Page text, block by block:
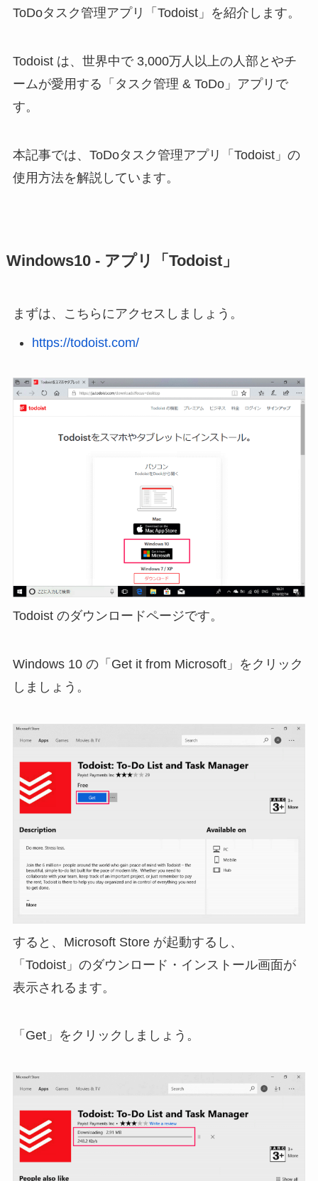
ToDoタスク管理アプリ「Todoist」を紹介します。
Todoist は、世界中で 3,000万人以上の人部とやチ
ームが愛用する「タスク管理 & ToDo」アプリで
す。
本記事では、ToDoタスク管理アプリ「Todoist」の
使用方法を解説しています。
Windows10 - アプリ「Todoist」
まずは、こちらにアクセスしましょう。
https://todoist.com/
Todoist のダウンロードページです。
Windows 10 の「Get it from Microsoft」をクリック
しましょう。
すると、Microsoft Store が起動するし、
「Todoist」のダウンロード・インストール画面が
表示されるます。
「Get」をクリックしましょう。